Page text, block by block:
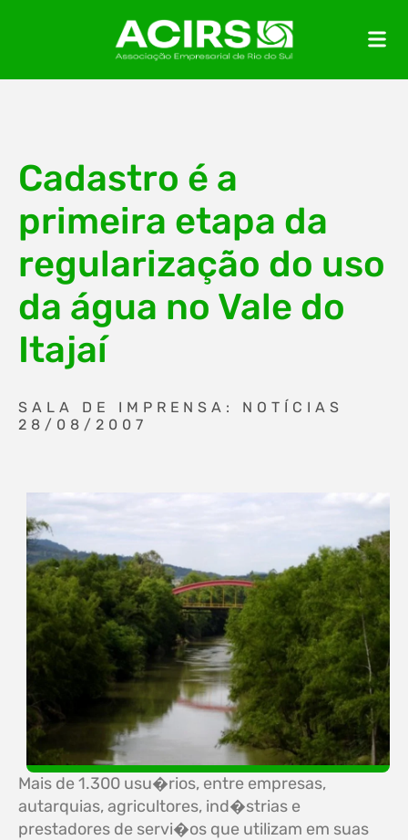
Cadastro é a
primeira etapa da
regularização do uso
da água no Vale do
Itajaí
SALA DE IMPRENSA: NOTÍCIAS
28/08/2007
Mais de 1.300 usu�rios, entre empresas,
autarquias, agricultores, ind�strias e
prestadores de servi�os que utilizam em suas